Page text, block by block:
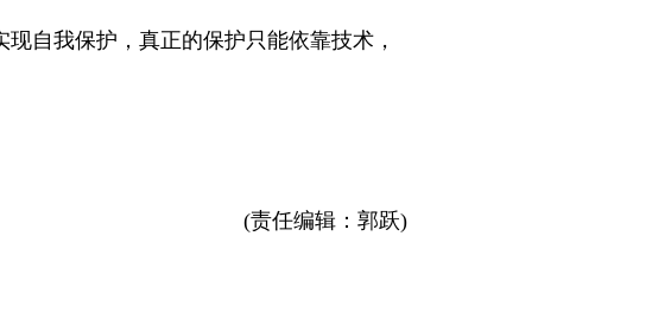
自我保护，真正的保护只能依靠技术，
(责任编辑：郭跃)